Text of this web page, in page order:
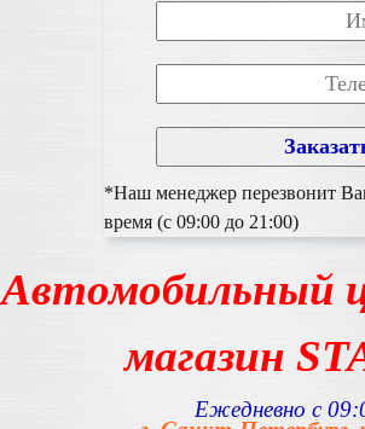
*Наш менеджер перезвонит
время (с 09:00 до 21:00)
Автомобильный
магазин
Ежедневно с